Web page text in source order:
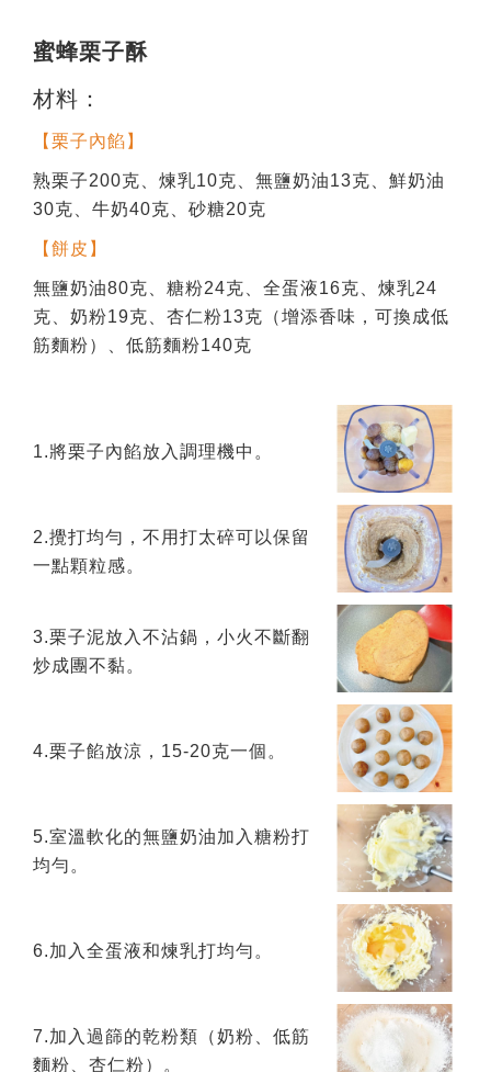
蜜蜂栗子酥
材料：
【栗子內餡】
熟栗子200克、煉乳10克、無鹽奶油13克、鮮奶油
30克、牛奶40克、砂糖20克
【餅皮】
無鹽奶油80克、糖粉24克、全蛋液16克、煉乳24
克、奶粉19克、杏仁粉13克（增添香味，可換成低
筋麵粉）、低筋麵粉140克
1.將栗子內餡放入調理機中。
2.攪打均勻，不用打太碎可以保留
一點顆粒感。
3.栗子泥放入不沾鍋，小火不斷翻
炒成團不黏。
4.栗子餡放涼，15-20克一個。
5.室溫軟化的無鹽奶油加入糖粉打
均勻。
6.加入全蛋液和煉乳打均勻。
7.加入過篩的乾粉類（奶粉、低筋
麵粉、杏仁粉）。